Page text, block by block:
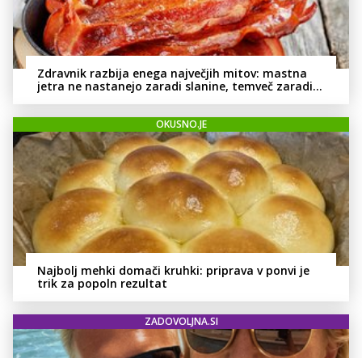
Zdravnik razbija enega največjih mitov: mastna
jetra ne nastanejo zaradi slanine, temveč zaradi
OKUSNO.JE
Najbolj mehki domači kruhki: priprava v ponvi je
trik za popoln rezultat
ZADOVOLJNA.SI